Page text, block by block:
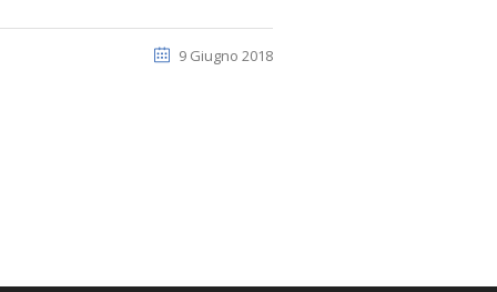
9 Giugno 2018